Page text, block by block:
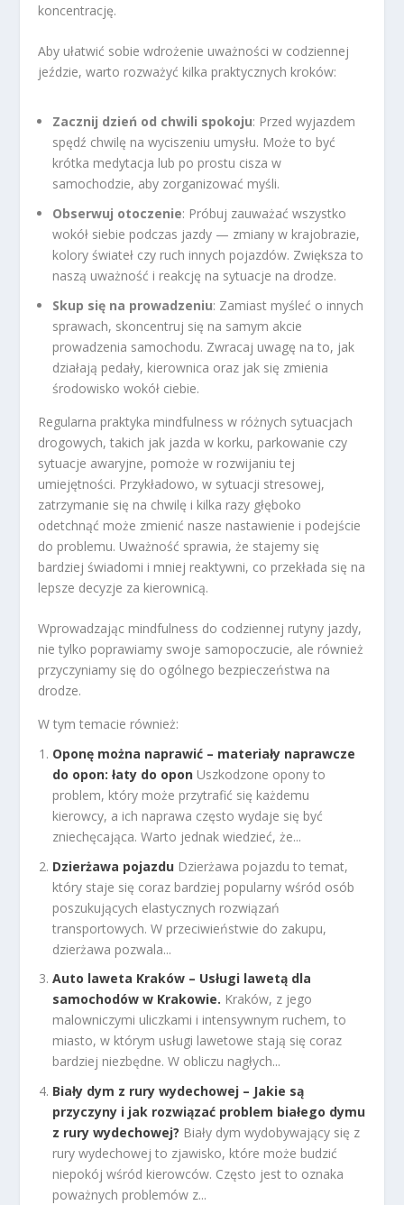
koncentrację.
Aby ułatwić sobie wdrożenie uważności w codziennej
jeździe, warto rozważyć kilka praktycznych kroków:
Zacznij dzień od chwili spokoju: Przed wyjazdem
spędź chwilę na wyciszeniu umysłu. Może to być
krótka medytacja lub po prostu cisza w
samochodzie, aby zorganizować myśli.
Obserwuj otoczenie: Próbuj zauważać wszystko
wokół siebie podczas jazdy — zmiany w krajobrazie,
kolory świateł czy ruch innych pojazdów. Zwiększa to
naszą uważność i reakcję na sytuacje na drodze.
Skup się na prowadzeniu: Zamiast myśleć o innych
sprawach, skoncentruj się na samym akcie
prowadzenia samochodu. Zwracaj uwagę na to, jak
działają pedały, kierownica oraz jak się zmienia
środowisko wokół ciebie.
Regularna praktyka mindfulness w różnych sytuacjach
drogowych, takich jak jazda w korku, parkowanie czy
sytuacje awaryjne, pomoże w rozwijaniu tej
umiejętności. Przykładowo, w sytuacji stresowej,
zatrzymanie się na chwilę i kilka razy głęboko
odetchnąć może zmienić nasze nastawienie i podejście
do problemu. Uważność sprawia, że stajemy się
bardziej świadomi i mniej reaktywni, co przekłada się na
lepsze decyzje za kierownicą.
Wprowadzając mindfulness do codziennej rutyny jazdy,
nie tylko poprawiamy swoje samopoczucie, ale również
przyczyniamy się do ogólnego bezpieczeństwa na
drodze.
W tym temacie również:
Oponę można naprawić – materiały naprawcze
do opon: łaty do opon Uszkodzone opony to
problem, który może przytrafić się każdemu
kierowcy, a ich naprawa często wydaje się być
zniechęcająca. Warto jednak wiedzieć, że...
Dzierżawa pojazdu Dzierżawa pojazdu to temat,
który staje się coraz bardziej popularny wśród osób
poszukujących elastycznych rozwiązań
transportowych. W przeciwieństwie do zakupu,
dzierżawa pozwala...
Auto laweta Kraków – Usługi lawetą dla
samochodów w Krakowie. Kraków, z jego
malowniczymi uliczkami i intensywnym ruchem, to
miasto, w którym usługi lawetowe stają się coraz
bardziej niezbędne. W obliczu nagłych...
Biały dym z rury wydechowej – Jakie są
przyczyny i jak rozwiązać problem białego dymu
z rury wydechowej? Biały dym wydobywający się z
rury wydechowej to zjawisko, które może budzić
niepokój wśród kierowców. Często jest to oznaka
poważnych problemów z...